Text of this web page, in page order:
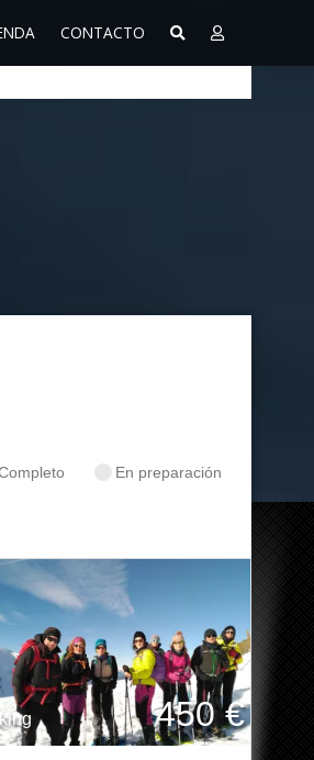
CONTACTO
En preparación
450 €